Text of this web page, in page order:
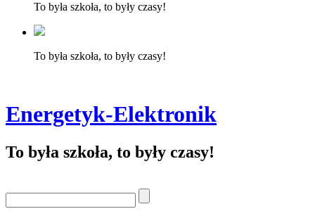
To była szkoła, to były czasy!
To była szkoła, to były czasy!
Energetyk-Elektronik
To była szkoła, to były czasy!